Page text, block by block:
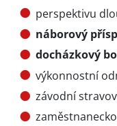
perspektivu
náborový
docházkový
výkonnostní
závodní